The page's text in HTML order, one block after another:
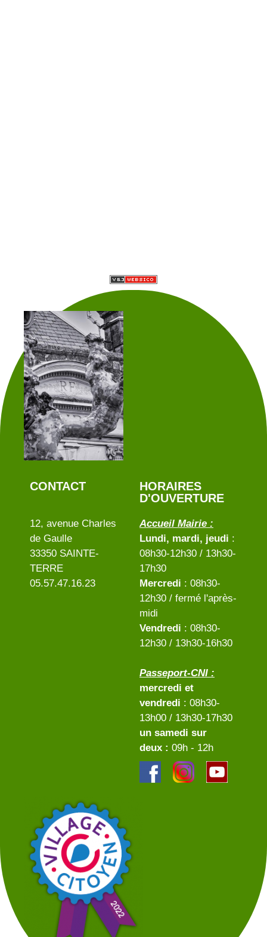
CONTACT
HORAIRES
D'OUVERTURE
12, avenue Charles
de Gaulle
33350 SAINTE-
TERRE
05.57.47.16.23
Accueil Mairie :
Lundi, mardi, jeudi :
08h30-12h30 / 13h30-
17h30
Mercredi : 08h30-
12h30 / fermé l'après-
midi
Vendredi : 08h30-
12h30 / 13h30-16h30
Passeport-CNI :
mercredi et
vendredi : 08h30-
13h00 / 13h30-17h30
un samedi sur
deux : 09h - 12h